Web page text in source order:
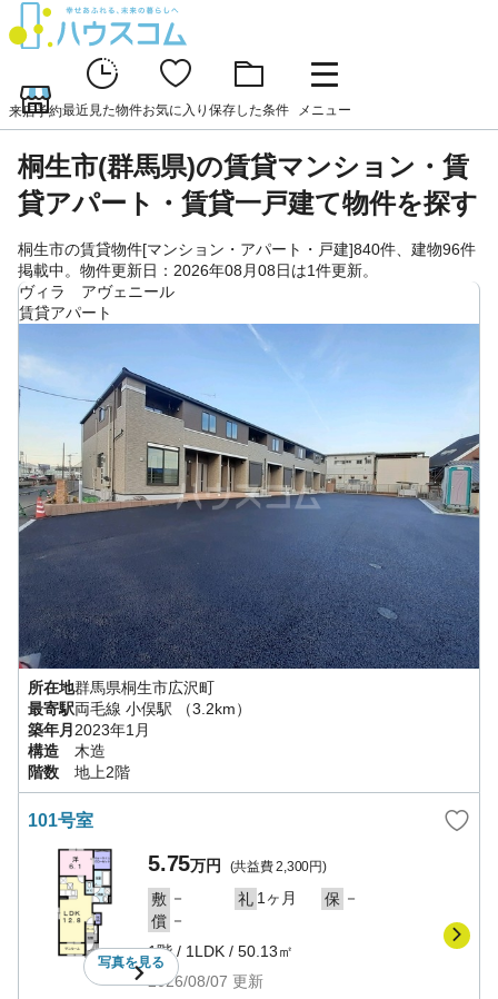
来店予約最近見た物件お気に入り 保存した条件 メニュー
桐生市(群馬県)の賃貸マンション・賃
貸アパート・賃貸一戸建て物件を探す
桐生市の賃貸物件[マンション・アパート・戸建]840件、建物96件
掲載中。物件更新日：2026年08月08日は1件更新。
ヴィラ アヴェニール
賃貸アパート
所在地群馬県桐生市広沢町
最寄駅両毛線 小俣駅
（3.2km）
築年月 2023年1月
構造
木造
階数
地上2階
101号室
写真を見る
5.75万円 (共益費2,300円)
敷 － 礼 1ヶ月 保 －
償 －
1階/ 1LDK / 50.13㎡
2026/08/07 更新